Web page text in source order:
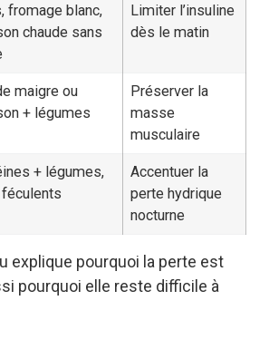
fromage blanc,
chaude sans
Limiter l’insuline
dès le matin
maigre ou
+ légumes
Préserver la
masse
musculaire
+ légumes,
Accentuer la
perte hydrique
nocturne
explique pourquoi la perte est
pourquoi elle reste difficile à